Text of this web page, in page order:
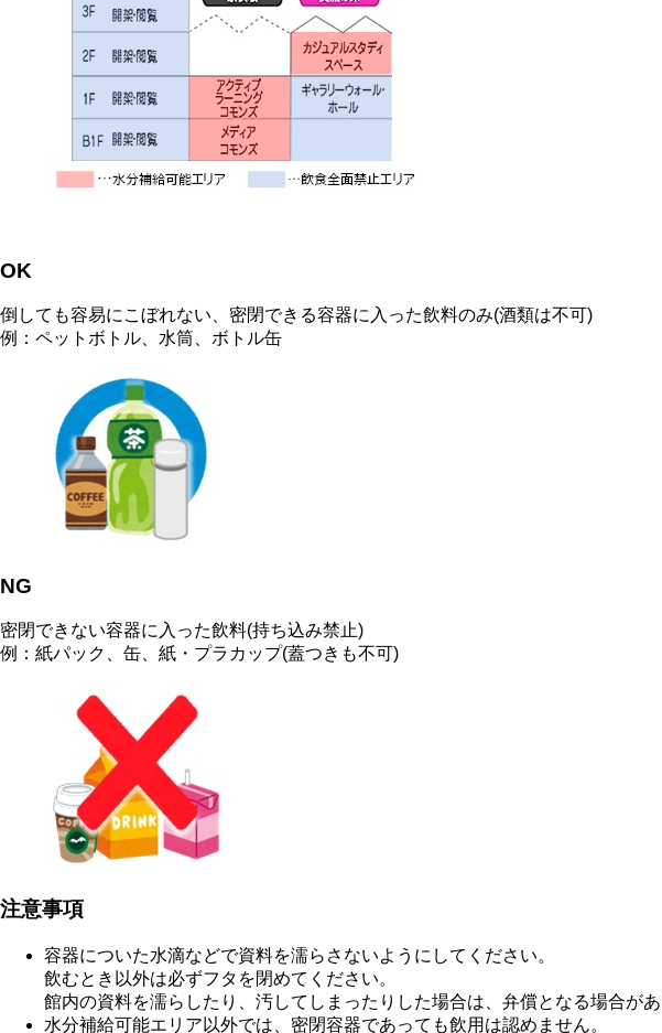
OK
倒しても容易にこぼれない、密閉できる容器に入った飲料のみ(酒類は不可)
例：ペットボトル、水筒、ボトル缶
NG
密閉できない容器に入った飲料(持ち込み禁止)
例：紙パック、缶、紙・プラカップ(蓋つきも不可)
注意事項
容器についた水滴などで資料を濡らさないようにしてください。
飲むとき以外は必ずフタを閉めてください。
館内の資料を濡らしたり、汚してしまったりした場合は、弁償となる場合があ
水分補給可能エリア以外では、密閉容器であっても飲用は認めません。